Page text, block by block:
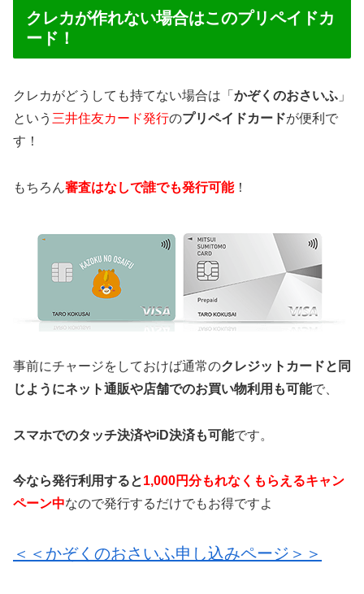
クレカが作れない場合はこのプリペイドカ
ード！
クレカがどうしても持てない場合は「 かぞくのおさいふ 」
という 三井住友カード発行のプリペイドカードが便利で
す！
もちろん審査はなしで誰でも発行可能！
事前にチャージをしておけば通常のクレジットカードと同
じようにネット通販や店舗でのお買い物利用も可能で、
スマホでのタッチ決済やiD決済も可能です。
今なら発行利用すると1,000円分もれなくもらえるキャン
ペーン中なので発行するだけでもお得ですよ
＜＜かぞくのおさいふ申し込みページ＞＞